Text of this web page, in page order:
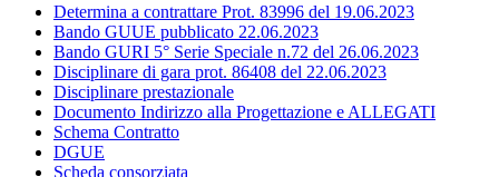
Determina a contrattare Prot. 83996 del 19.06.2023
Bando GUUE pubblicato 22.06.2023
Bando GURI 5° Serie Speciale n.72 del 26.06.2023
Disciplinare di gara prot. 86408 del 22.06.2023
Disciplinare prestazionale
Documento Indirizzo alla Progettazione e ALLEGATI
Schema Contratto
DGUE
Scheda consorziata